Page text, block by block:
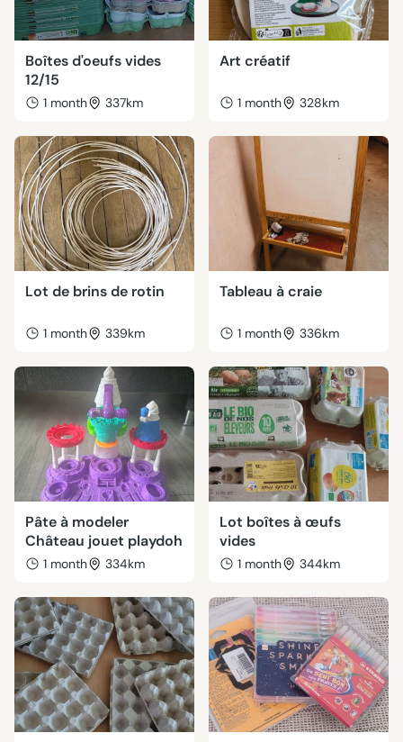
Boîtes d'oeufs vides
12/15
1 month 337km
Art créatif
1 month 328km
Lot de brins de rotin
1 month 339km
Tableau à craie
1 month 336km
Pâte à modeler
Château jouet playdoh
1 month 334km
Lot boîtes à œufs
vides
1 month 344km